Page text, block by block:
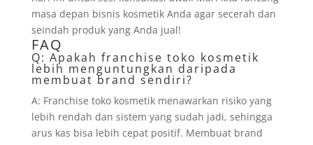
masa depan bisnis kosmetik Anda agar secerah dan
seindah produk yang Anda jual!
FAQ
Q: Apakah franchise toko kosmetik
lebih menguntungkan daripada
membuat brand sendiri?
A: Franchise toko kosmetik menawarkan risiko yang
lebih rendah dan sistem yang sudah jadi, sehingga
arus kas bisa lebih cepat positif. Membuat brand